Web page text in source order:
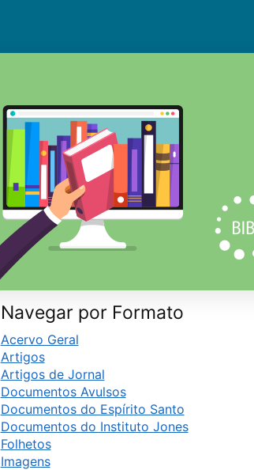
Navegar por Formato
Acervo Geral
Artigos
Artigos de Jornal
Documentos Avulsos
Documentos do Espírito Santo
Documentos do Instituto Jones
Folhetos
Imagens